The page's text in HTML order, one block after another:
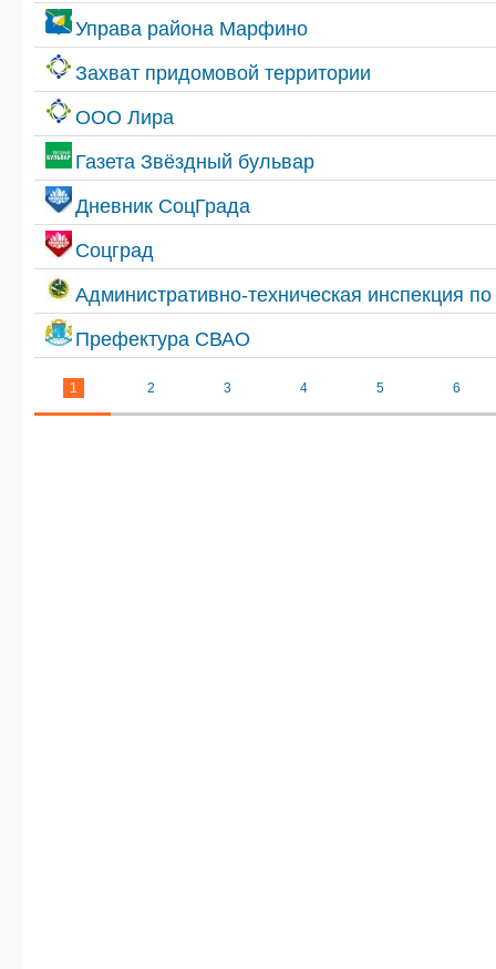
Управа района Марфино
Захват придомовой территории
ООО Лира
Газета Звёздный бульвар
Дневник СоцГрада
Соцград
Административно-техническая инспекция
Префектура СВАО
1 2 3 4 5 6